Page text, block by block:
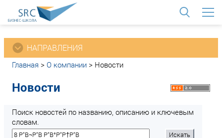
НАПРАВЛЕНИЯ
Главная > О компании > Новости
Новости
Поиск новостей по названию, описанию и ключевым
словам.